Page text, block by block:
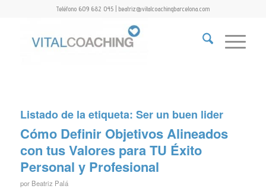
Teléfono 609 682 045 | beatriz@vitalcoachingbarcelona.com
Listado de la etiqueta: Ser un buen lider
Cómo Definir Objetivos Alineados
con tus Valores para TU Éxito
Personal y Profesional
por Beatriz Palá